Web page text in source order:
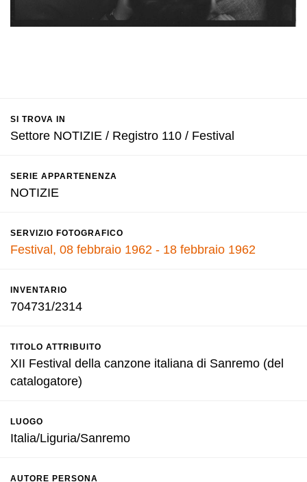
SI TROVA IN
Settore NOTIZIE / Registro 110 / Festival
SERIE APPARTENENZA
NOTIZIE
SERVIZIO FOTOGRAFICO
Festival, 08 febbraio 1962 - 18 febbraio 1962
INVENTARIO
704731/2314
TITOLO ATTRIBUITO
XII Festival della canzone italiana di Sanremo (del
catalogatore)
LUOGO
Italia/Liguria/Sanremo
AUTORE PERSONA